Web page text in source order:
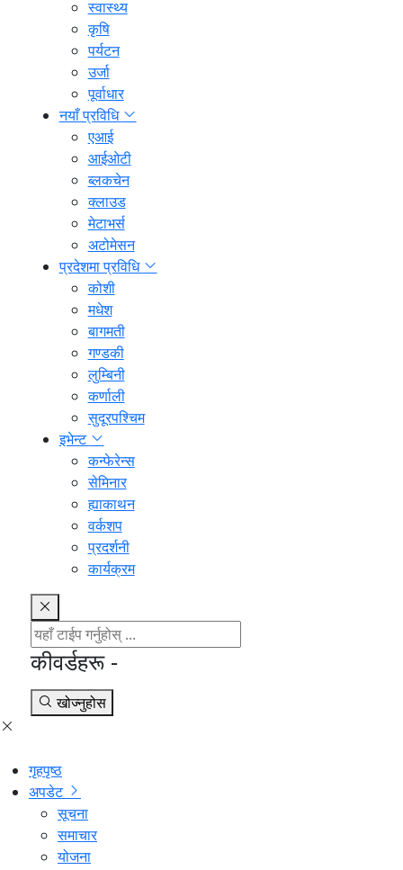
स्वास्थ्य
कृषि
पर्यटन
उर्जा
पूर्वाधार
नयाँ प्रविधि
एआई
आईओटी
ब्लकचेन
क्लाउड
मेटाभर्स
अटोमेसन
प्रदेशमा प्रविधि
कोशी
मधेश
बागमती
गण्डकी
लुम्बिनी
कर्णाली
सुदूरपश्चिम
इभेन्ट
कन्फेरेन्स
सेमिनार
ह्याकाथन
वर्कशप
प्रदर्शनी
कार्यक्रम
कीवर्डहरू -
खोज्नुहोस
गृहपृष्ठ
अपडेट
सूचना
समाचार
योजना